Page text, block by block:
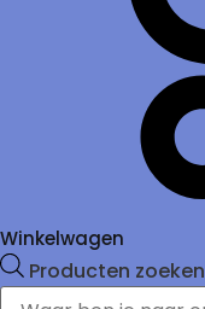
Winkelwagen
Producten zoeken